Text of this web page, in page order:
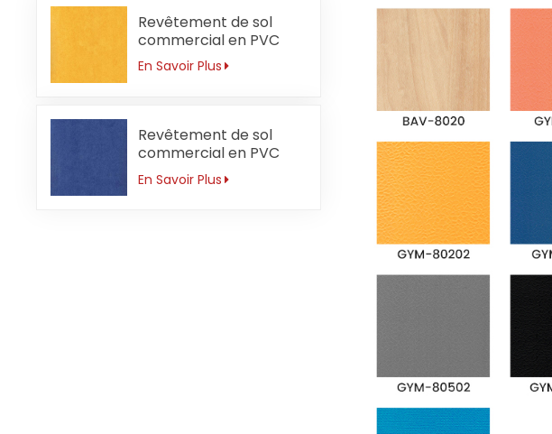
Revêtement de sol
commercial en PVC
pour jardin d'enfants 3
mm imperméable
En Savoir Plus
Revêtement de sol
commercial en PVC
pour école primaire 3
mm antidérapant
En Savoir Plus